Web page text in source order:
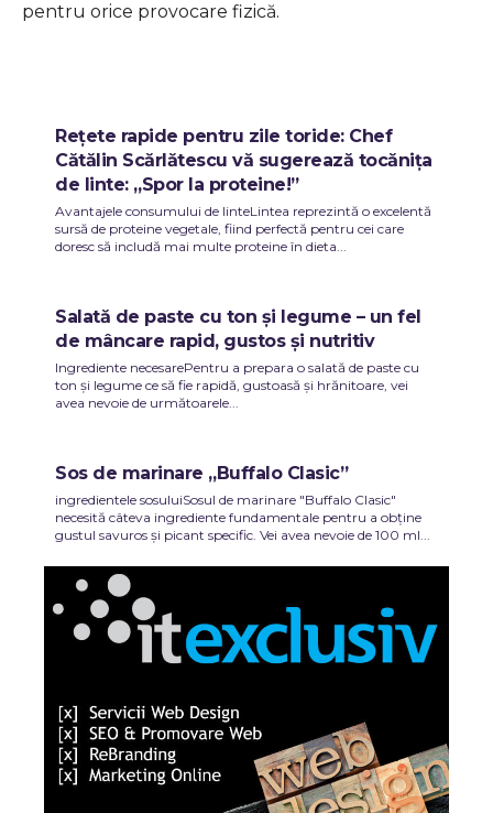
pentru orice provocare fizică.
Rețete rapide pentru zile toride: Chef
Cătălin Scărlătescu vă sugerează tocănița
de linte: „Spor la proteine!”
Avantajele consumului de linteLintea reprezintă o excelentă
sursă de proteine vegetale, fiind perfectă pentru cei care
doresc să includă mai multe proteine în dieta...
Salată de paste cu ton și legume – un fel
de mâncare rapid, gustos și nutritiv
Ingrediente necesarePentru a prepara o salată de paste cu
ton și legume ce să fie rapidă, gustoasă și hrănitoare, vei
avea nevoie de următoarele...
Sos de marinare „Buffalo Clasic”
ingredientele sosuluiSosul de marinare "Buffalo Clasic"
necesită câteva ingrediente fundamentale pentru a obține
gustul savuros și picant specific. Vei avea nevoie de 100 ml...